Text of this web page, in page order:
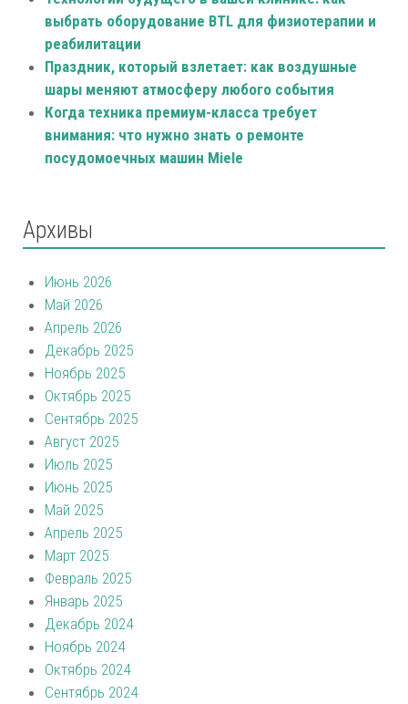
выбрать оборудование BTL для физиотерапии и
реабилитации
Праздник, который взлетает: как воздушные
шары меняют атмосферу любого события
Когда техника премиум-класса требует
внимания: что нужно знать о ремонте
посудомоечных машин Miele
Архивы
Июнь 2026
Май 2026
Апрель 2026
Декабрь 2025
Ноябрь 2025
Октябрь 2025
Сентябрь 2025
Август 2025
Июль 2025
Июнь 2025
Май 2025
Апрель 2025
Март 2025
Февраль 2025
Январь 2025
Декабрь 2024
Ноябрь 2024
Октябрь 2024
Сентябрь 2024